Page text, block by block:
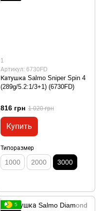
1
Артикул: 6730FD
Катушка Salmo Sniper Spin 4
(289g/5.2:1/3+1) (6730FD)
816 грн 1 020 грн
Купить
Типоразмер
1000 2000 3000
5